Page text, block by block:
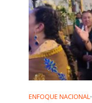
ENFOQUE NACIONAL•